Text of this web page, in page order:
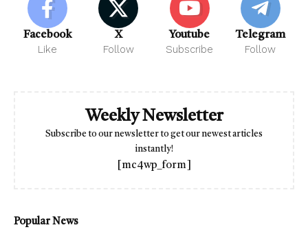
Facebook
Like
X
Follow
Youtube
Subscribe
Telegram
Follow
Weekly Newsletter
Subscribe to our newsletter to get our newest articles
instantly!
[mc4wp_form]
Popular News